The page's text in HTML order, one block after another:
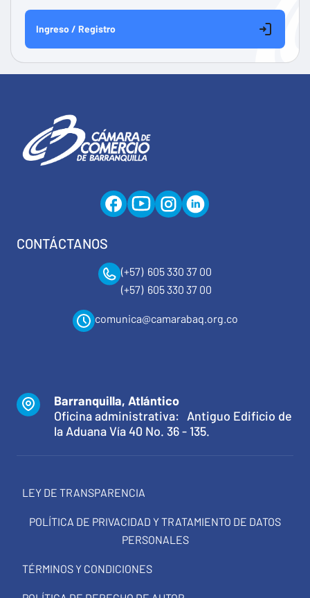
Ingreso / Registro
CONTÁCTANOS
(+57) 605 330 37 00
(+57) 605 330 37 00
comunica@camarabaq.org.co
Barranquilla, Atlántico
Oficina administrativa: Antiguo Edificio de
la Aduana Vía 40 No. 36 - 135.
LEY DE TRANSPARENCIA
POLÍTICA DE PRIVACIDAD Y TRATAMIENTO DE DATOS
PERSONALES
TÉRMINOS Y CONDICIONES